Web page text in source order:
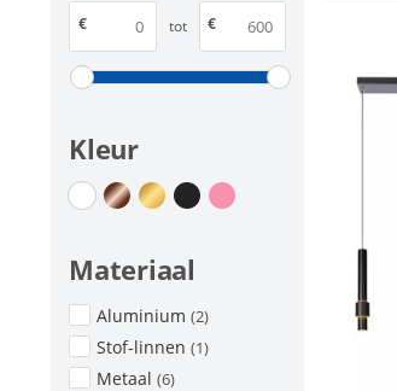
€ tot €
Kleur
Materiaal
Aluminium (2)
Stof-linnen (1)
Metaal (6)